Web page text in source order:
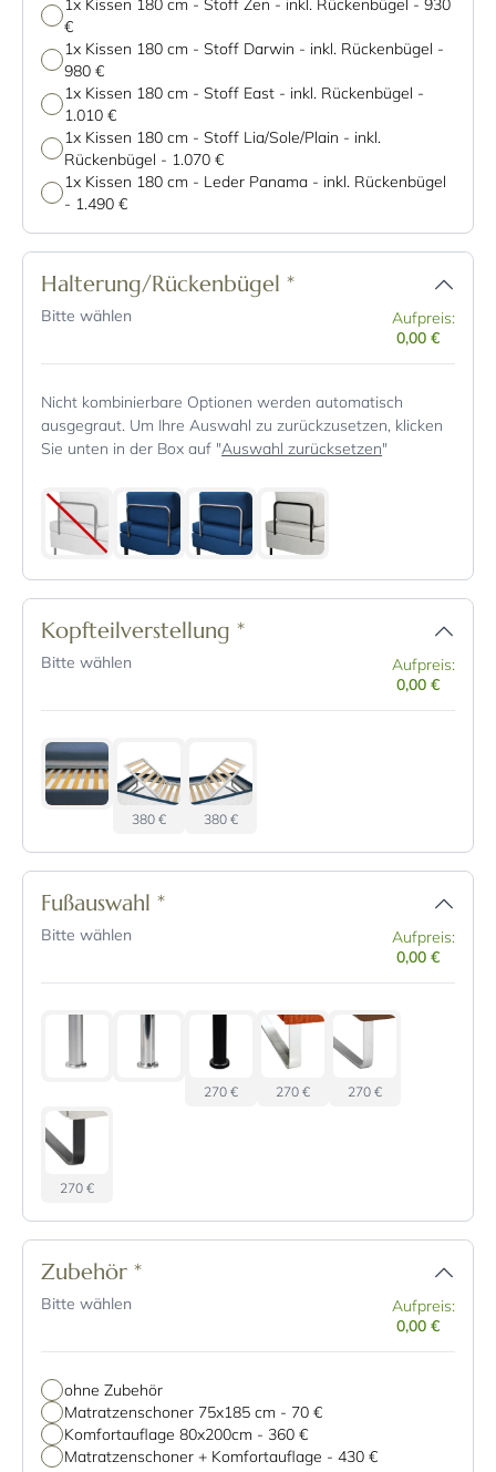
1x Kissen 180 cm - Stoff Zen - inkl. Rückenbügel - 930
€
1x Kissen 180 cm - Stoff Darwin - inkl. Rückenbügel -
980 €
1x Kissen 180 cm - Stoff East - inkl. Rückenbügel -
1.010 €
1x Kissen 180 cm - Stoff Lia/Sole/Plain - inkl.
Rückenbügel - 1.070 €
1x Kissen 180 cm - Leder Panama - inkl. Rückenbügel
- 1.490 €
Halterung/Rückenbügel *
Bitte wählen
Aufpreis:
0,00 €
Nicht kombinierbare Optionen werden automatisch
ausgegraut. Um Ihre Auswahl zu zurückzusetzen, klicken
Sie unten in der Box auf "Auswahl zurücksetzen"
Kopfteilverstellung *
Bitte wählen
Aufpreis:
0,00 €
380 € 380 €
Fußauswahl *
Bitte wählen
Aufpreis:
0,00 €
270 € 270 € 270 €
270 €
Zubehör *
Bitte wählen
Aufpreis:
0,00 €
ohne Zubehör
Matratzenschoner 75x185 cm - 70 €
Komfortauflage 80x200cm - 360 €
Matratzenschoner + Komfortauflage - 430 €